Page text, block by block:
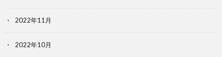
2022年11月
2022年10月